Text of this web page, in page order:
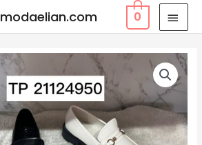
modaelian.com 0